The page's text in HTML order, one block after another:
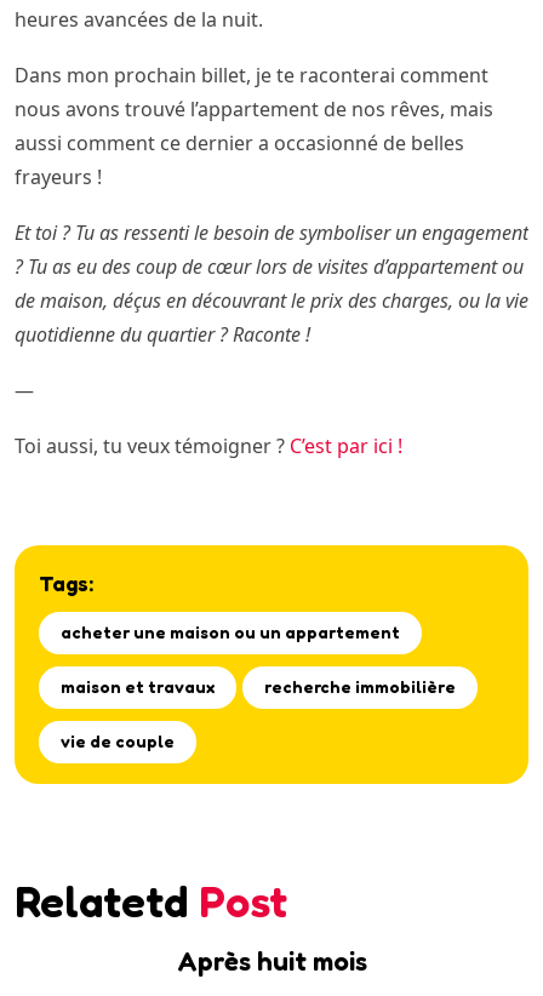
heures avancées de la nuit.
Dans mon prochain billet, je te raconterai comment
nous avons trouvé l’appartement de nos rêves, mais
aussi comment ce dernier a occasionné de belles
frayeurs !
Et toi ? Tu as ressenti le besoin de symboliser un engagement
? Tu as eu des coup de cœur lors de visites d’appartement ou
de maison, déçus en découvrant le prix des charges, ou la vie
quotidienne du quartier ? Raconte !
—
Toi aussi, tu veux témoigner ? C’est par ici !
Tags:
acheter une maison ou un appartement
maison et travaux recherche immobilière
vie de couple
Relatetd Post
Après huit mois